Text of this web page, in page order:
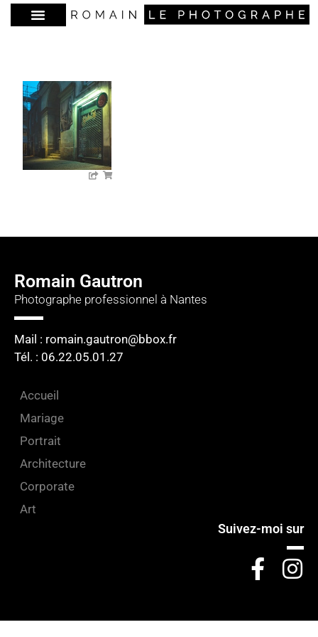
Romain Gautron
Photographe professionnel à Nantes
Mail : romain.gautron@bbox.fr
Tél. : 06.22.05.01.27​
Accueil
Mariage
Portrait
Architecture
Corporate
Art
Suivez-moi sur